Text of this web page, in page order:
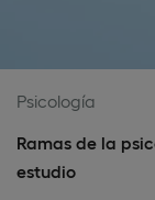
Psicología
Ramas de la
estudio